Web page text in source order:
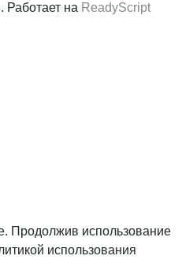
на ReadyScript
Продолжив использование
использования